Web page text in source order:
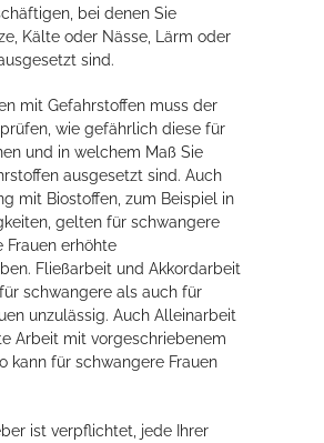
mehr
bietet den perfekten Standort für Events
bei denen Sie
Kälte oder Nässe, Lärm oder
sind.
mit Gefahrstoffen muss der
wie gefährlich diese für
und in welchem Maß Sie
ausgesetzt sind. Auch
mit Biostoffen, zum Beispiel in
gelten für schwangere
Frauen erhöhte
Fließarbeit und Akkordarbeit
schwangere als auch für
unzulässig. Auch Alleinarbeit
Arbeit mit vorgeschriebenem
kann für schwangere Frauen
ist verpflichtet, jede Ihrer